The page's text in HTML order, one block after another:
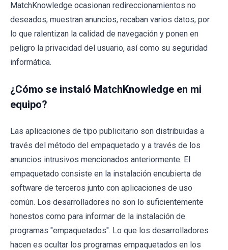
MatchKnowledge ocasionan redireccionamientos no
deseados, muestran anuncios, recaban varios datos, por
lo que ralentizan la calidad de navegación y ponen en
peligro la privacidad del usuario, así como su seguridad
informática.
¿Cómo se instaló MatchKnowledge en mi
equipo?
Las aplicaciones de tipo publicitario son distribuidas a
través del método del empaquetado y a través de los
anuncios intrusivos mencionados anteriormente. El
empaquetado consiste en la instalación encubierta de
software de terceros junto con aplicaciones de uso
común. Los desarrolladores no son lo suficientemente
honestos como para informar de la instalación de
programas "empaquetados". Lo que los desarrolladores
hacen es ocultar los programas empaquetados en los